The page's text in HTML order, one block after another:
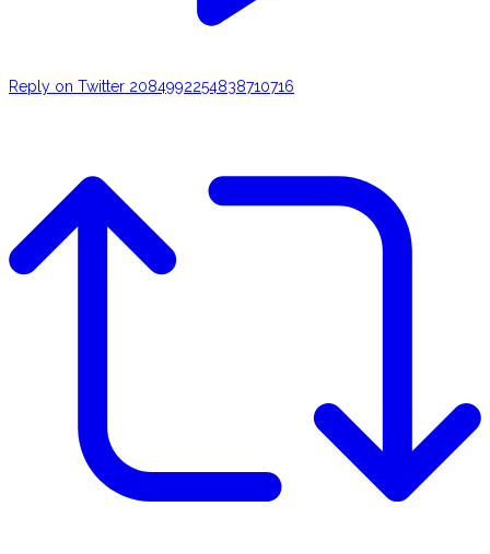
Reply on Twitter 2084992254838710716